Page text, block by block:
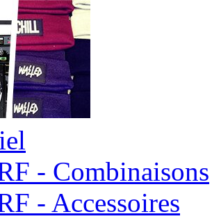
- Combinaisons
- Accessoires